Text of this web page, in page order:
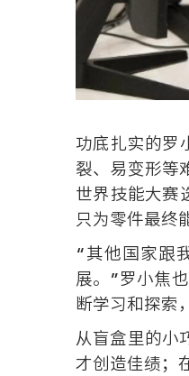
功底扎实的罗
裂、易变形等
世界技能大赛
只为零件最终
“其他国家跟
展。”罗小焦
断学习和探索
从盲盒里的小
才创造佳绩；